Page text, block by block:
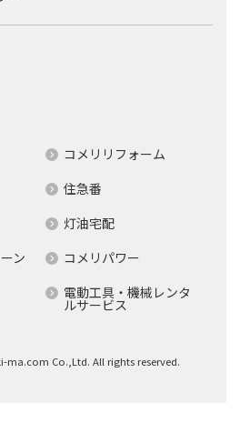
コメリリフォーム
住急番
灯油宅配
ン
コメリパワー
電動工具・機械レンタ
ルサービス
Co.,Ltd. All rights reserved.